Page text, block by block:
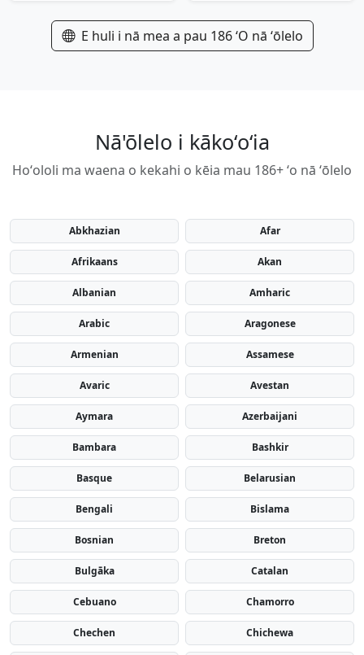
E huli i nā mea a pau 186 ʻO nā ʻōlelo
Nā'ōlelo i kākoʻoʻia
Hoʻololi ma waena o kekahi o kēia mau 186+ ʻo nā ʻōlelo
Abkhazian Afar
Afrikaans Akan
Albanian Amharic
Arabic Aragonese
Armenian Assamese
Avaric Avestan
Aymara Azerbaijani
Bambara Bashkir
Basque Belarusian
Bengali Bislama
Bosnian Breton
Bulgāka Catalan
Cebuano Chamorro
Chechen Chichewa